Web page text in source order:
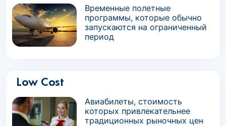
Временные полетные
программы, которые обычно
запускаются на ограниченный
период
Low Cost
Авиабилеты, стоимость
которых привлекательнее
традиционных рыночных цен